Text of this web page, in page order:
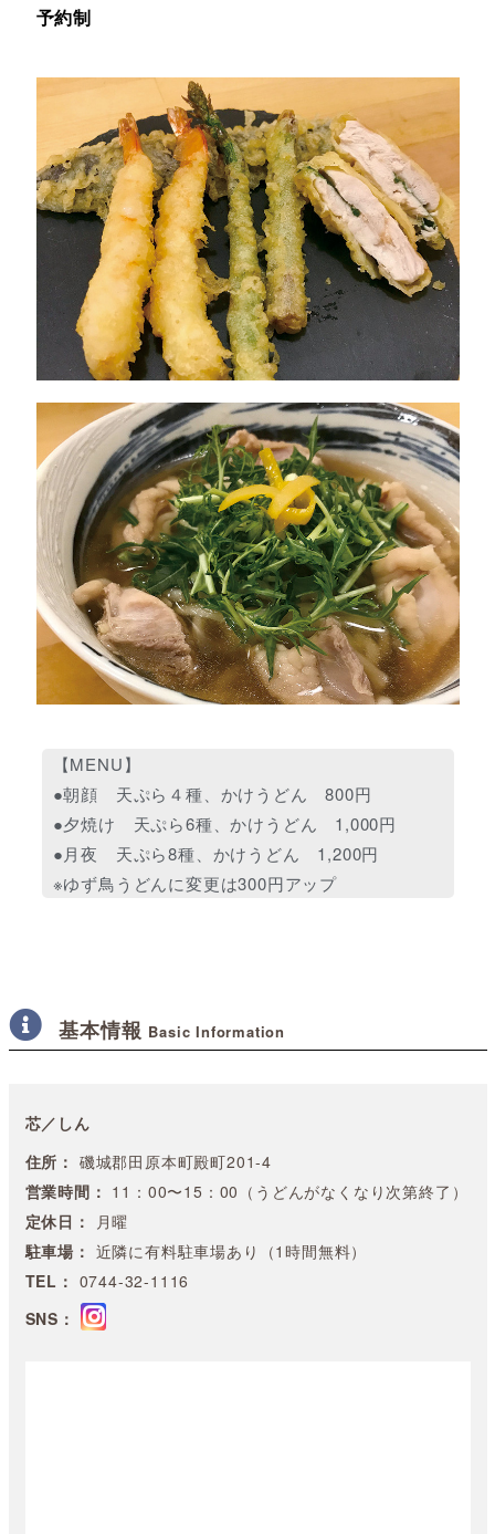
予約制
【MENU】
●朝顔 天ぷら４種、かけうどん 800円
●夕焼け 天ぷら6種、かけうどん 1,000円
●月夜 天ぷら8種、かけうどん 1,200円
※ゆず鳥うどんに変更は300円アップ
基本情報 Basic Information
芯／しん
住所： 磯城郡田原本町殿町201-4
営業時間： 11：00〜15：00（うどんがなくなり次第終了）
定休日：
月曜
駐車場： 近隣に有料駐車場あり（1時間無料）
TEL： 0744-32-1116
SNS：